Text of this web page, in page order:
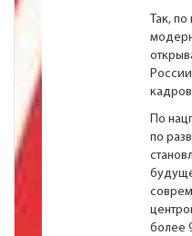
Так,
По
по
более